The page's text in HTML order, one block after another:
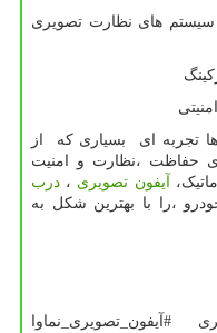
های نظارت تصویری
تجربه ای بسیاری که از
حفاظت ،نظارت و امنیت
آیفون تصویری ، درب
،را با بهترین شکل به
#آیفون_تصویری_نماوا